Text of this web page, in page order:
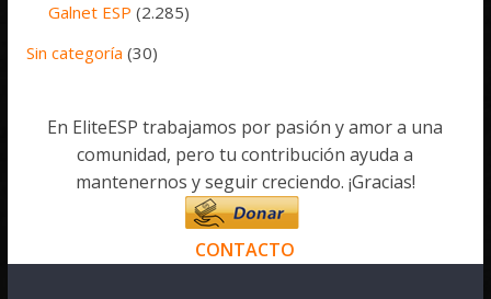
Galnet ESP (2.285)
Sin categoría (30)
En EliteESP trabajamos por pasión y amor a una
comunidad, pero tu contribución ayuda a
mantenernos y seguir creciendo. ¡Gracias!
CONTACTO